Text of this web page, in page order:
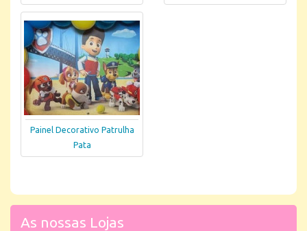
Painel Decorativo Patrulha
Pata
As nossas Lojas